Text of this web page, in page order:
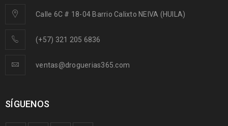
Calle 6C # 18-04 Barrio Calixto NEIVA (HUILA)
(+57) 321 205 6836
ventas@droguerias365.com
SÍGUENOS